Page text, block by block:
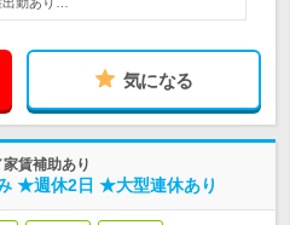
気になる
賃補助あり
★週休2日 ★大型連休あり